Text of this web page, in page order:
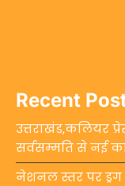
Recent
उत्तराखंड,कलियर
सर्वसम्मति से नई
नेशनल स्तर पर ड्रग